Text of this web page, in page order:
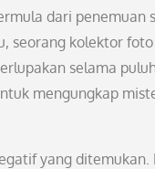
dari
seorang kolektor
selama
mengungkap
yang